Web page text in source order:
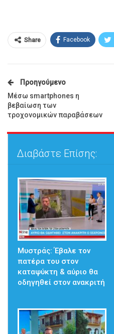
Share Facebook
Προηγούμενο
Μέσω smartphones η
βεβαίωση των
τροχονομικών παραβάσεων
Διαβάστε Επίσης:
Μυστράς: Έβαλε τον
πατέρα του στον
καταψύκτη & αύριο θα
οδηγηθεί στον ανακριτή